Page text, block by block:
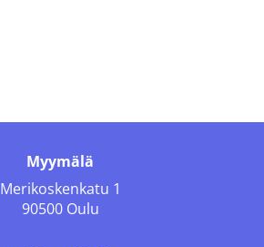
Myymälä
Merikoskenkatu 1
90500 Oulu